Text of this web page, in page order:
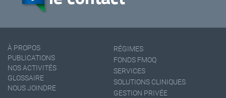
À PROPOS
PUBLICATIONS
NOS ACTIVITÉS
GLOSSAIRE
NOUS JOINDRE
RÉGIMES
FONDS FMOQ
SERVICES
SOLUTIONS CLINIQUES
GESTION PRIVÉE